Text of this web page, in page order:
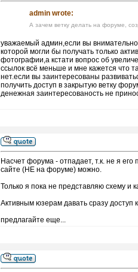
admin wrote:
А зачем ветку делать на форуме,
уважаемый админ,если вы
которой могли бы получать только
фотографии,а кстати вопрос об
ссылок всё меньше и мне кажется что
нет.если вы заинтересованы
получить доступ в закрытую ветку
денежная заинтересованость не
Насчет форума - отпадает, т.к. не я
сайте (НЕ на форуме) можно.
Только я пока не представляю схему и
Активным юзерам давать сразу
предлагайте еще...